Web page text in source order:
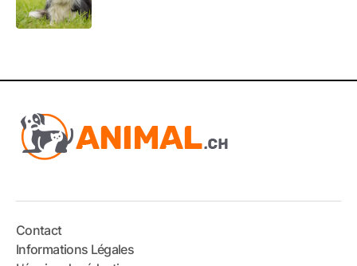
Contact
Informations Légales